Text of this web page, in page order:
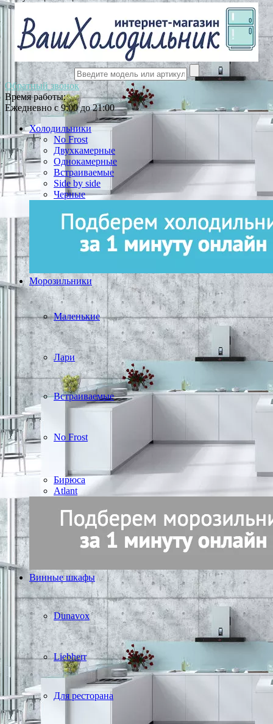
Обратный звонок
Время работы:
Ежедневно с 9:00 до 21:00
Холодильники
No Frost
Двухкамерные
Однокамерные
Встраиваемые
Side by side
Черные
Морозильники
Маленькие
Лари
Встраиваемые
No Frost
Бирюса
Atlant
Винные шкафы
Dunavox
Liebherr
Для ресторана